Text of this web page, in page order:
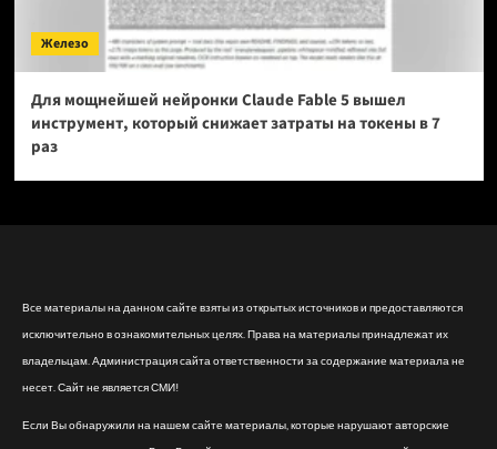
Железо
Для мощнейшей нейронки Claude Fable 5 вышел
инструмент, который снижает затраты на токены в 7
раз
Все материалы на данном сайте взяты из открытых источников и предоставляются
исключительно в ознакомительных целях. Права на материалы принадлежат их
владельцам. Администрация сайта ответственности за содержание материала не
несет. Сайт не является СМИ!
Если Вы обнаружили на нашем сайте материалы, которые нарушают авторские